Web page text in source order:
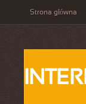
Strona główna